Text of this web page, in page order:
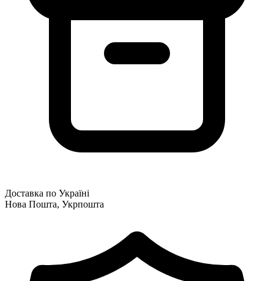
Доставка по Україні
Нова Пошта, Укрпошта